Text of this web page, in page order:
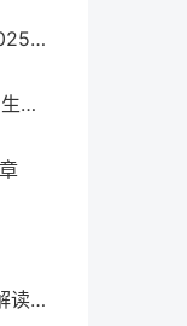
大学退学后如何重新参加高考？2025年最新政策全解析
2025高考倒计时70天：1400万考生创历史新高，复读生占比突破40%！
重磅！2025年高考报名新规全面解读，这些考生将失去报考资格！